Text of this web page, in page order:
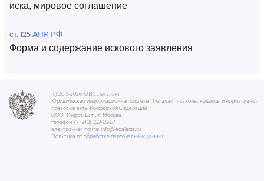
иска, мировое соглашение
ст. 125 АПК РФ
Форма и содержание искового заявления
(c) 2015-2026 ЮИС Легалакт
Юридическая информационная система "Легалакт - законы, кодексы и нормативно-
правовые акты Российской Федерации"
ООО "Инфра-Бит", г. Москва.
телефон +7 (910) 050-65-67
электронная почта: info@legalacts.ru
Политика по обработке персональных данных